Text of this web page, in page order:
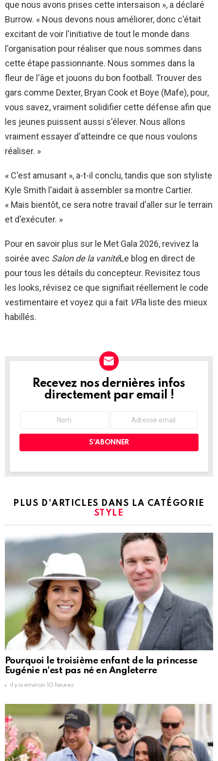
que nous avons prises cette intersaison », a déclaré
Burrow. « Nous devons nous améliorer, donc c'était
excitant de voir l'initiative de tout le monde dans
l'organisation pour réaliser que nous sommes dans
cette étape passionnante. Nous sommes dans la
fleur de l'âge et jouons du bon football. Trouver des
gars comme Dexter, Bryan Cook et Boye (Mafe), pour,
vous savez, vraiment solidifier cette défense afin que
les jeunes puissent aussi s'élever. Nous allons
vraiment essayer d'atteindre ce que nous voulons
réaliser. »
« C'est amusant », a-t-il conclu, tandis que son styliste
Kyle Smith l'aidait à assembler sa montre Cartier.
« Mais bientôt, ce sera notre travail d'aller sur le terrain
et d'exécuter. »
Pour en savoir plus sur le Met Gala 2026, revivez la
soirée avec Salon de la vanitéLe blog en direct de
pour tous les détails du concepteur. Revisitez tous
les looks, révisez ce que signifiait réellement le code
vestimentaire et voyez qui a fait VFla liste des mieux
habillés.
NEWSLETTER
Recevez nos dernières infos
directement par email !
PLUS D'ARTICLES DANS LA CATÉGORIE
STYLE
Pourquoi le troisième enfant de la princesse
Eugénie n'est pas né en Angleterre
il y a environ 10 heures